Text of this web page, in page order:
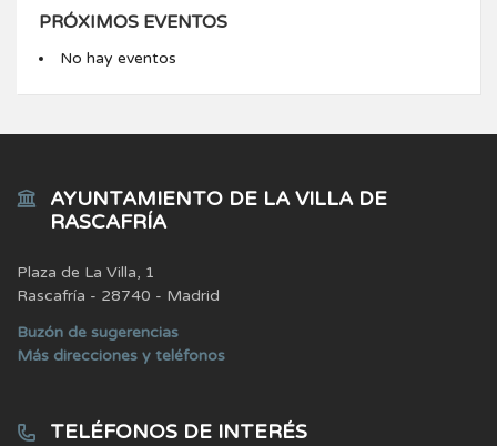
PRÓXIMOS EVENTOS
No hay eventos
AYUNTAMIENTO DE LA VILLA DE
RASCAFRÍA
Plaza de La Villa, 1
Rascafría - 28740 - Madrid
Buzón de sugerencias
Más direcciones y teléfonos
TELÉFONOS DE INTERÉS